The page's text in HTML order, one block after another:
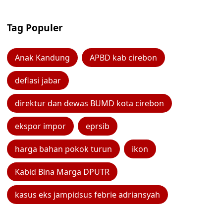
Tag Populer
Anak Kandung APBD kab cirebon
deflasi jabar
direktur dan dewas BUMD kota cirebon
ekspor impor eprsib
harga bahan pokok turun ikon
Kabid Bina Marga DPUTR
kasus eks jampidsus febrie adriansyah